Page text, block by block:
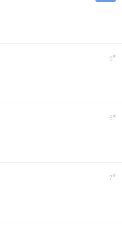
5#
6#
7#